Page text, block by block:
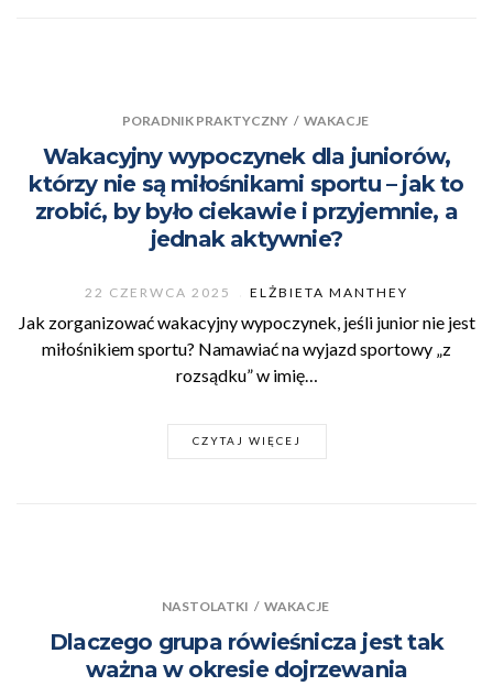
PORADNIK PRAKTYCZNY / WAKACJE
Wakacyjny wypoczynek dla juniorów,
którzy nie są miłośnikami sportu – jak to
zrobić, by było ciekawie i przyjemnie, a
jednak aktywnie?
22 CZERWCA 2025 ELŻBIETA MANTHEY
Jak zorganizować wakacyjny wypoczynek, jeśli junior nie jest
miłośnikiem sportu? Namawiać na wyjazd sportowy „z
rozsądku” w imię…
CZYTAJ WIĘCEJ
NASTOLATKI / WAKACJE
Dlaczego grupa rówieśnicza jest tak
ważna w okresie dojrzewania